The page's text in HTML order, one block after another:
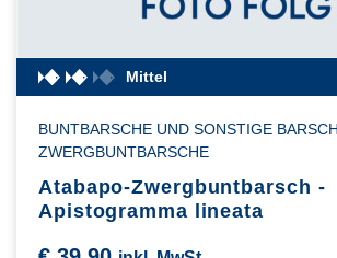
Mittel
BUNTBARSCHE UND SONSTIGE
ZWERGBUNTBARSCHE
Atabapo-Zwergbuntbarsch -
Apistogramma lineata